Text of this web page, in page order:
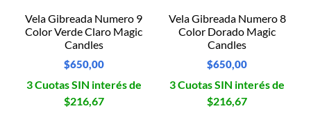
Vela Gibreada Numero 9
Color Verde Claro Magic
Candles
$650,00
3 Cuotas SIN interés de
$216,67
Vela Gibreada Numero 8
Color Dorado Magic
Candles
$650,00
3 Cuotas SIN interés de
$216,67